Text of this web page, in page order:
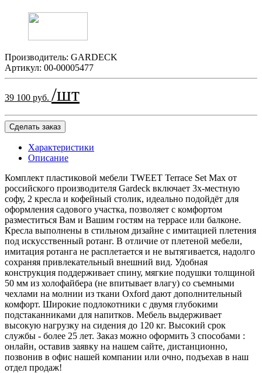
Производитель: GARDECK
Артикул: 00-00005477
39 100 руб. /шт
Сделать заказ
Характеристики
Описание
Комплект пластиковой мебели TWEET Terrace Set Max от
российского производителя Gardeck включает 3х-местную
софу, 2 кресла и кофейный столик, идеально подойдёт для
оформления садового участка, позволяет с комфортом
разместиться Вам и Вашим гостям на террасе или балконе.
Кресла выполнены в стильном дизайне с имитацией плетения
под искусственный ротанг. В отличие от плетеной мебели,
имитация ротанга не расплетается и не вытягивается, надолго
сохраняя привлекательный внешний вид. Удобная
конструкция поддерживает спину, мягкие подушки толщиной
50 мм из холофайбера (не впитывает влагу) со съемными
чехлами на молнии из ткани Oxford дают дополнительный
комфорт. Широкие подлокотники с двумя глубокими
подстаканниками для напитков. Мебель выдерживает
высокую нагрузку на сидения до 120 кг. Высокий срок
службы - более 25 лет. Заказ можно оформить 3 способами :
онлайн, оставив заявку на нашем сайте, дистанционно,
позвонив в офис нашей компании или очно, подъехав в наш
отдел продаж!